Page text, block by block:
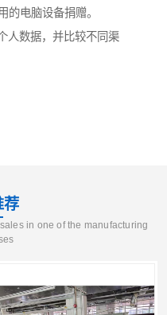
的电脑设备捐赠。
人数据，并比较不同渠
荐
in one of the manufacturing